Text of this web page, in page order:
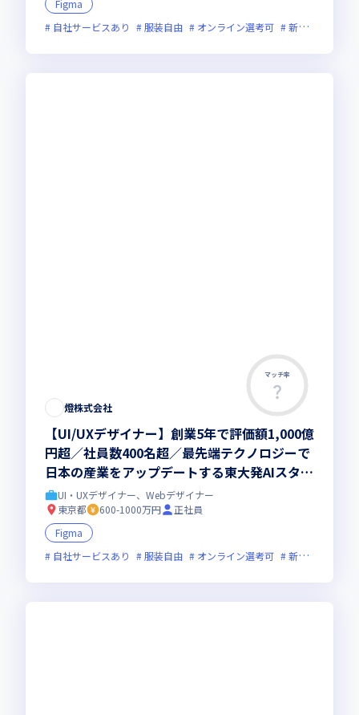
Figma
自社サービスあり
服装自由 オンライン選考可 新規立ち上げ
マッチ率
燈株式会社
【UI/UXデザイナー】創業5年で評価額1,000億
円超／社員数400名超／最先端テクノロジーで
日本の産業をアップデートする東大発AIスター
トアップ
UI・UXデザイナー、Webデザイナー
東京都
600-1000万円
正社員
Figma
自社サービスあり
服装自由 オンライン選考可 新規立ち上げ